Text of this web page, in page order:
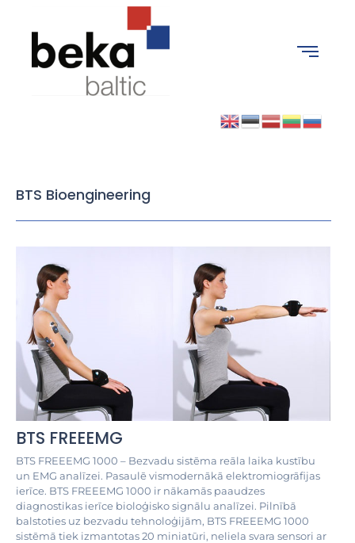
BTS Bioengineering
BTS FREEEMG
BTS FREEEMG 1000 – Bezvadu sistēma reāla laika kustību
un EMG analīzei. Pasaulē vismodernākā elektromiogrāfijas
ierīce. BTS FREEEMG 1000 ir nākamās paaudzes
diagnostikas ierīce bioloģisko signālu analīzei. Pilnībā
balstoties uz bezvadu tehnoloģijām, BTS FREEEMG 1000
sistēmā tiek izmantotas 20 miniatūri, neliela svara sensori ar